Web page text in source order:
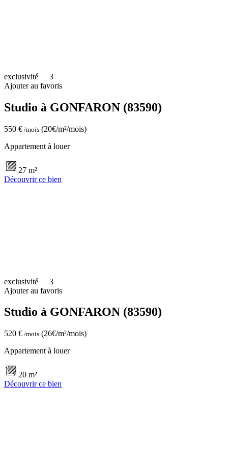
exclusivité
3
Ajouter au favoris
Studio à GONFARON (83590)
550 € /mois (20€/m²/mois)
Appartement à louer
27 m²
Découvrir ce bien
exclusivité
3
Ajouter au favoris
Studio à GONFARON (83590)
520 € /mois (26€/m²/mois)
Appartement à louer
20 m²
Découvrir ce bien